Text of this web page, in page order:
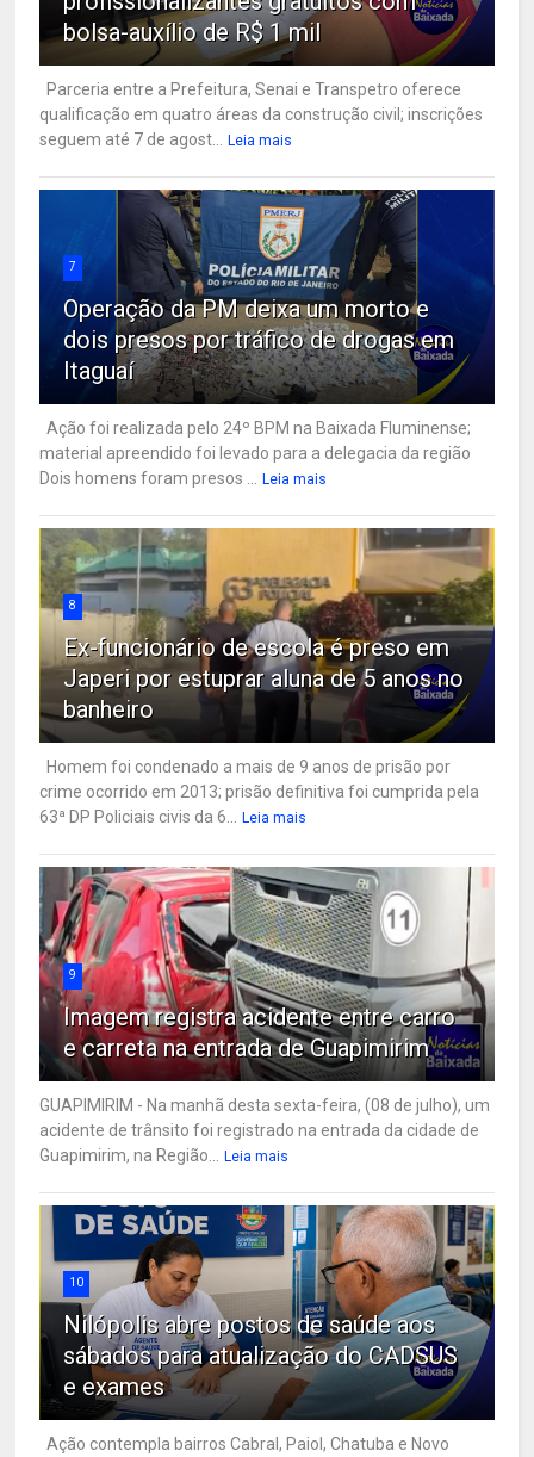
bolsa-auxílio de R$ 1 mil
Parceria entre a Prefeitura, Senai e Transpetro oferece
qualificação em quatro áreas da construção civil; inscrições
seguem até 7 de agost...
Leia mais
7
Operação da PM deixa um morto e
dois presos por tráfico de drogas em
Itaguaí
Ação foi realizada pelo 24º BPM na Baixada Fluminense;
material apreendido foi levado para a delegacia da região
Dois homens foram presos ...
Leia mais
8
Ex-funcionário de escola é preso em
Japeri por estuprar aluna de 5 anos no
banheiro
Homem foi condenado a mais de 9 anos de prisão por
crime ocorrido em 2013; prisão definitiva foi cumprida pela
63ª DP Policiais civis da 6...
Leia mais
9
Imagem registra acidente entre carro
e carreta na entrada de Guapimirim
GUAPIMIRIM - Na manhã desta sexta-feira, (08 de julho), um
acidente de trânsito foi registrado na entrada da cidade de
Guapimirim, na Região...
Leia mais
10
Nilópolis abre postos de saúde aos
sábados para atualização do CADSUS
e exames
Ação contempla bairros Cabral, Paiol, Chatuba e Novo